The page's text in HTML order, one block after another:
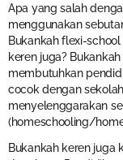
Apa yang salah
menggunakan
Bukankah flexi-
keren juga?
membutuhkan
cocok dengan
menyelenggarakan
(homeschooling/
Bukankah keren juga